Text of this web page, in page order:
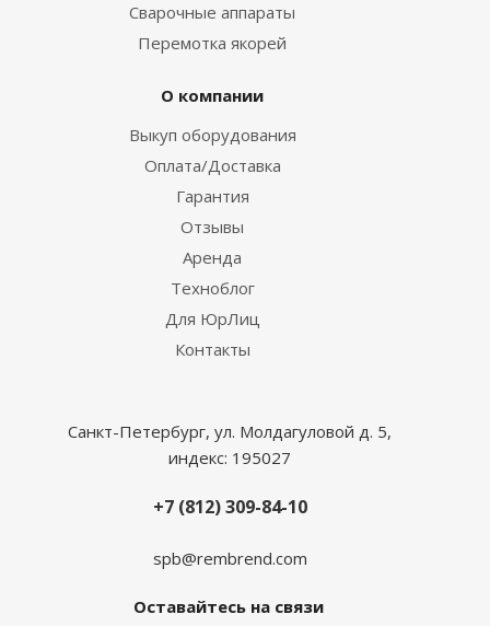
Сварочные аппараты
Перемотка якорей
О компании
Выкуп оборудования
Оплата/Доставка
Гарантия
Отзывы
Аренда
Техноблог
Для ЮрЛиц
Контакты
Санкт-Петербург, ул. Молдагуловой д. 5,
индекс: 195027
+7 (812) 309-84-10
spb@rembrend.com
Оставайтесь на связи